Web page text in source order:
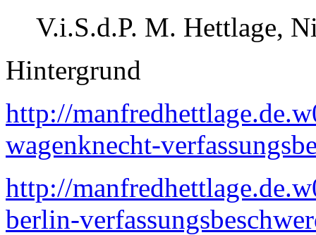
V.i.S.d.P. M. Hettlage,
Hintergrund
http://
wagenknecht-
http://
berlin-